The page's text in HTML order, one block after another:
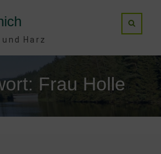
Harz
Frau Holle